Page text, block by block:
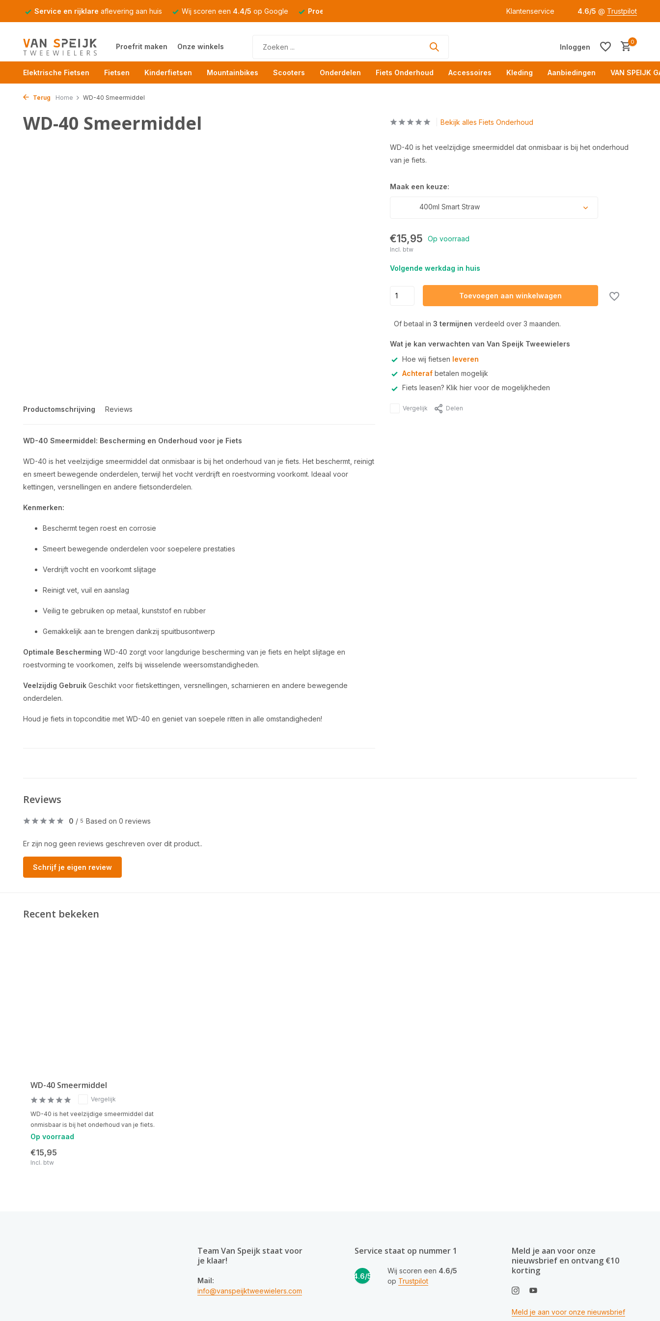
Service en rijklare aflevering aan huis Wij scoren een 4.4/5 op Google Proefrit Klantenservice 4.6/5 @ Trustpilot
Proefrit maken Onze winkels Inloggen
0
Elektrische Fietsen Fietsen Kinderfietsen Mountainbikes Scooters Onderdelen Fiets Onderhoud Accessoires Kleding Aanbiedingen VAN SPEIJK
Terug Home WD-40 Smeermiddel
WD-40 Smeermiddel
Productomschrijving Reviews
WD-40 Smeermiddel: Bescherming en Onderhoud voor je Fiets
WD-40 is het veelzijdige smeermiddel dat onmisbaar is bij het onderhoud van je fiets. Het beschermt, reinigt
en smeert bewegende onderdelen, terwijl het vocht verdrijft en roestvorming voorkomt. Ideaal voor
kettingen, versnellingen en andere fietsonderdelen.
Kenmerken:
Beschermt tegen roest en corrosie
Smeert bewegende onderdelen voor soepelere prestaties
Verdrijft vocht en voorkomt slijtage
Reinigt vet, vuil en aanslag
Veilig te gebruiken op metaal, kunststof en rubber
Gemakkelijk aan te brengen dankzij spuitbusontwerp
Optimale Bescherming WD-40 zorgt voor langdurige bescherming van je fiets en helpt slijtage en
roestvorming te voorkomen, zelfs bij wisselende weersomstandigheden.
Veelzijdig Gebruik Geschikt voor fietskettingen, versnellingen, scharnieren en andere bewegende
onderdelen.
Houd je fiets in topconditie met WD-40 en geniet van soepele ritten in alle omstandigheden!
Bekijk alles Fiets Onderhoud
WD-40 is het veelzijdige smeermiddel dat onmisbaar is bij het onderhoud
van je fiets.
Maak een keuze:
400ml Smart Straw
€15,95 Op voorraad
Incl. btw
Volgende werkdag in huis
Toevoegen aan winkelwagen
Of betaal in 3 termijnen verdeeld over 3 maanden.
Wat je kan verwachten van Van Speijk Tweewielers
Hoe wij fietsen leveren
Achterafbetalen mogelijk
Fiets leasen? Klik hier voor de mogelijkheden
Vergelijk Delen
Reviews
0 / 5 Based on 0 reviews
Er zijn nog geen reviews geschreven over dit product..
Schrijf je eigen review
Recent bekeken
WD-40 Smeermiddel
Vergelijk
WD-40 is het veelzijdige smeermiddel dat
onmisbaar is bij het onderhoud van je fiets.
Op voorraad
€15,95
Incl. btw
Team Van Speijk staat voor
je klaar!
Mail:
info@vanspeijktweewielers.com
Service staat op nummer 1
4.6/5
Wij scoren een 4.6/5
op Trustpilot
Meld je aan voor onze
nieuwsbrief en ontvang €10
korting
Meld je aan voor onze nieuwsbrief